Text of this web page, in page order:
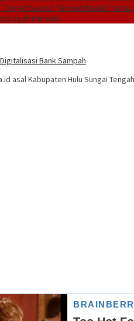
Seluruh Tempat Ibadah
Cegah Karhutla
Bank Sampah
asal Kabupaten Hulu Sungai